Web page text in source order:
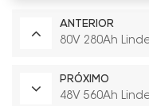
ANTERIOR
80V 280Ah
PRÓXIMO
48V 560Ah